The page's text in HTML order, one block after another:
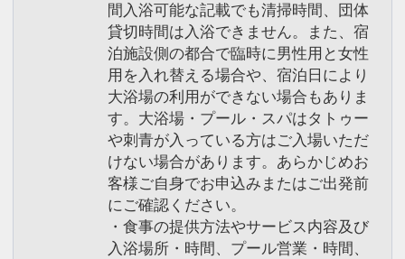
間入浴可能な記載でも清掃時間、団体
貸切時間は入浴できません。また、宿
泊施設側の都合で臨時に男性用と女性
用を入れ替える場合や、宿泊日により
大浴場の利用ができない場合もありま
す。大浴場・プール・スパはタトゥー
や刺青が入っている方はご入場いただ
けない場合があります。あらかじめお
客様ご自身でお申込みまたはご出発前
にご確認ください。
・食事の提供方法やサービス内容及び
入浴場所・時間、プール営業・時間、